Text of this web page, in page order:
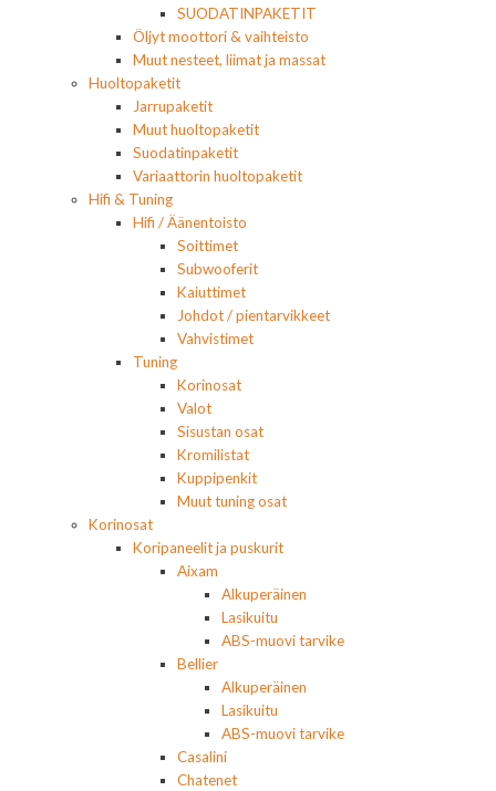
SUODATINPAKETIT
Öljyt moottori & vaihteisto
Muut nesteet, liimat ja massat
Huoltopaketit
Jarrupaketit
Muut huoltopaketit
Suodatinpaketit
Variaattorin huoltopaketit
Hifi & Tuning
Hifi / Äänentoisto
Soittimet
Subwooferit
Kaiuttimet
Johdot / pientarvikkeet
Vahvistimet
Tuning
Korinosat
Valot
Sisustan osat
Kromilistat
Kuppipenkit
Muut tuning osat
Korinosat
Koripaneelit ja puskurit
Aixam
Alkuperäinen
Lasikuitu
ABS-muovi tarvike
Bellier
Alkuperäinen
Lasikuitu
ABS-muovi tarvike
Casalini
Chatenet